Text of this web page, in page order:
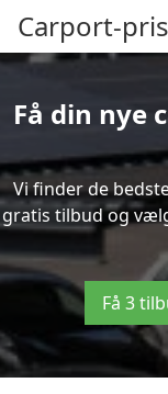
Carport-
Få din nye
Vi finder de
gratis tilbud og
Få 3